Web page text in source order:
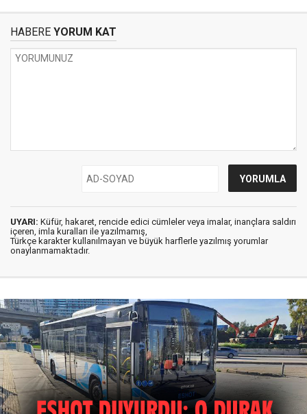
HABERE YORUM KAT
UYARI: Küfür, hakaret, rencide edici cümleler veya imalar, inançlara saldırı
içeren, imla kuralları ile yazılmamış,
Türkçe karakter kullanılmayan ve büyük harflerle yazılmış yorumlar
onaylanmamaktadır.